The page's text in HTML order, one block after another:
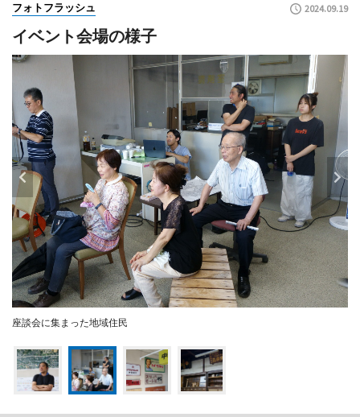
フォトフラッシュ 2024.09.19
イベント会場の様子
座談会に集まった地域住民